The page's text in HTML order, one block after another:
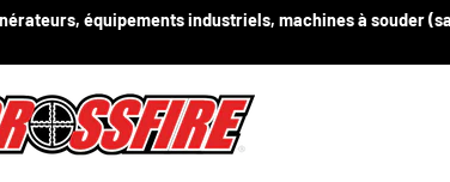
équipements industriels, machines à souder